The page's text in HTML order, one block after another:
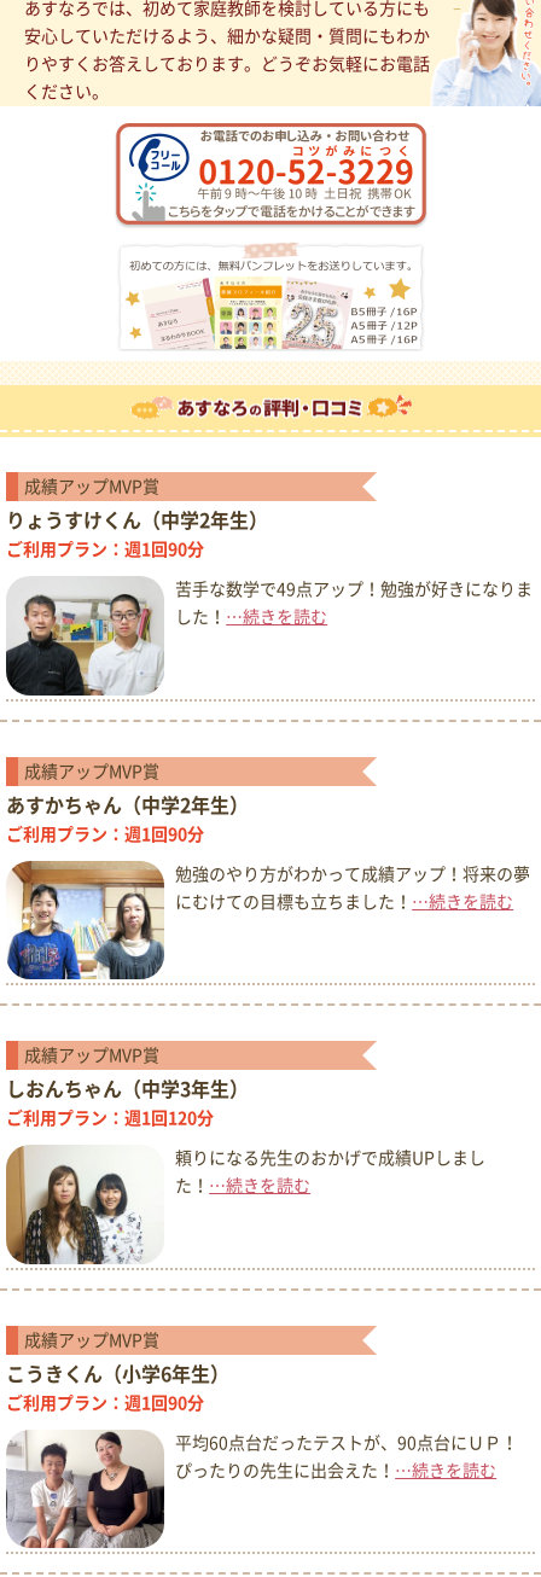
あすなろでは、初めて家庭教師を検討している方にも
安心していただけるよう、細かな疑問・質問にもわか
りやすくお答えしております。どうぞお気軽にお電話
ください。
成績アップMVP賞
りょうすけくん（中学2年生）
ご利用プラン：週1回90分
苦手な数学で49点アップ！勉強が好きになりま
した！ …続きを読む
成績アップMVP賞
あすかちゃん（中学2年生）
ご利用プラン：週1回90分
勉強のやり方がわかって成績アップ！将来の夢
にむけての目標も立ちました！ …続きを読む
成績アップMVP賞
しおんちゃん（中学3年生）
ご利用プラン：週1回120分
頼りになる先生のおかげで成績UPしまし
た！ …続きを読む
成績アップMVP賞
こうきくん（小学6年生）
ご利用プラン：週1回90分
平均60点台だったテストが、90点台にＵＰ！
ぴったりの先生に出会えた！ …続きを読む